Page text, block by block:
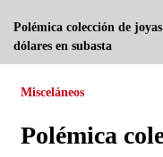
Polémica colección de
dólares en subasta
Misceláneos
Polémica